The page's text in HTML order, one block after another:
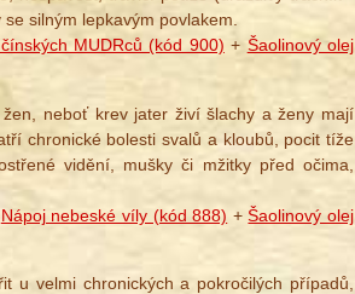
silným lepkavým povlakem.
MUDRců (kód 900) + Šaolinový olej
neboť krev jater živí šlachy a ženy mají
chronické bolesti svalů a kloubů, pocit tíže
vidění, mušky či mžitky před očima,
Nápoj nebeské víly (kód 888) +Šaolinový olej
u velmi chronických a pokročilých případů,